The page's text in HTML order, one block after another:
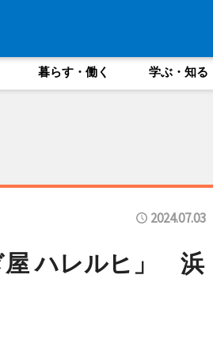
暮らす・働く 学ぶ・知る
2024.07.03
屋 ハレルヒ」 浜